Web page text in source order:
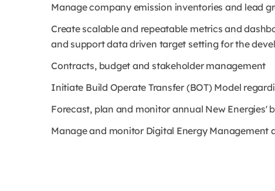
Manage company emission inventories and lead
Create scalable and repeatable metrics and
and support data driven target setting for the
Contracts, budget and stakeholder management
Initiate Build Operate Transfer (BOT) Model
Forecast, plan and monitor annual New Energies'
Manage and monitor Digital Energy Management